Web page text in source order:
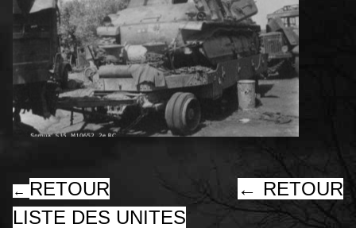
← RETOUR ← RETOUR
LISTE DES UNITES